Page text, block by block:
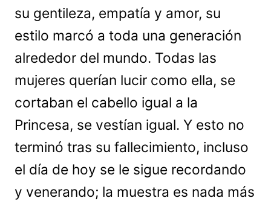
su gentileza, empatía y amor, su
estilo marcó a toda una generación
alrededor del mundo. Todas las
mujeres querían lucir como ella, se
cortaban el cabello igual a la
Princesa, se vestían igual. Y esto no
terminó tras su fallecimiento, incluso
el día de hoy se le sigue recordando
y venerando; la muestra es nada más